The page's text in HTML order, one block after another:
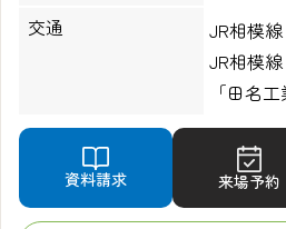
交通
JR相模
JR相模
「田名
資料請求 来場予約